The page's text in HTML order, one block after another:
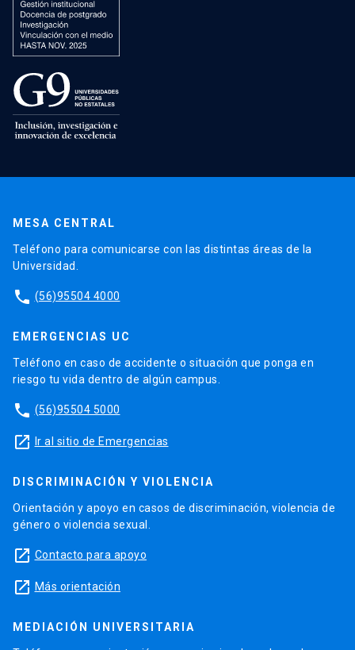
MESA CENTRAL
Teléfono para comunicarse con las distintas áreas de la
Universidad.
phone (56)95504 4000
EMERGENCIAS UC
Teléfono en caso de accidente o situación que ponga en
riesgo tu vida dentro de algún campus.
phone (56)95504 5000
launch Ir al sitio de Emergencias
DISCRIMINACIÓN Y VIOLENCIA
Orientación y apoyo en casos de discriminación, violencia de
género o violencia sexual.
launch Contacto para apoyo
launch Más orientación
MEDIACIÓN UNIVERSITARIA